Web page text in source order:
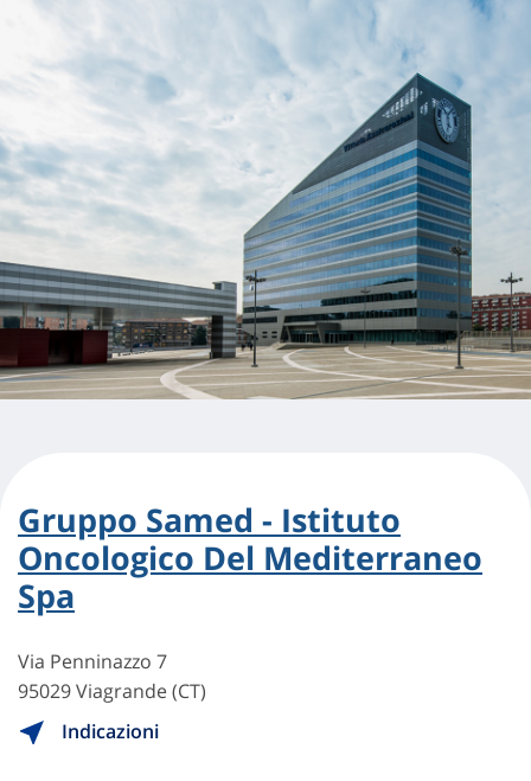
Gruppo Samed - Istituto
Oncologico Del Mediterraneo
Spa
Via Penninazzo 7
95029 Viagrande (CT)
Indicazioni